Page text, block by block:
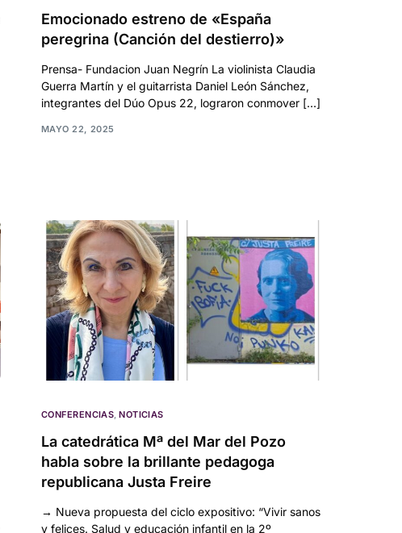
Emocionado estreno de «España
peregrina (Canción del destierro)»
Prensa- Fundacion Juan Negrín La violinista Claudia
Guerra Martín y el guitarrista Daniel León Sánchez,
integrantes del Dúo Opus 22, lograron conmover […]
MAYO 22, 2025
CONFERENCIAS,NOTICIAS
La catedrática Mª del Mar del Pozo
habla sobre la brillante pedagoga
republicana Justa Freire
→ Nueva propuesta del ciclo expositivo: “Vivir sanos
y felices. Salud y educación infantil en la 2º